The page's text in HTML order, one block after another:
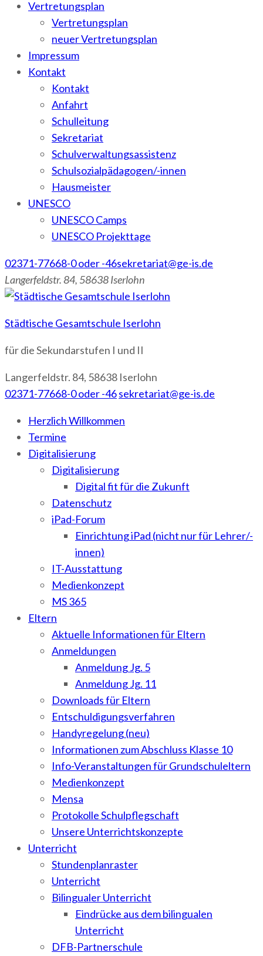
Vertretungsplan
Vertretungsplan
neuer Vertretungsplan
Impressum
Kontakt
Kontakt
Anfahrt
Schulleitung
Sekretariat
Schulverwaltungsassistenz
Schulsozialpädagogen/-innen
Hausmeister
UNESCO
UNESCO Camps
UNESCO Projekttage
02371-77668-0 oder -46sekretariat@ge-is.de
Langerfeldstr. 84, 58638 Iserlohn
Städtische Gesamtschule Iserlohn
für die Sekundarstufen I und II
Langerfeldstr. 84, 58638 Iserlohn
02371-77668-0 oder -46sekretariat@ge-is.de
Herzlich Willkommen
Termine
Digitalisierung
Digitalisierung
Digital fit für die Zukunft
Datenschutz
iPad-Forum
Einrichtung iPad (nicht nur für Lehrer/-
innen)
IT-Ausstattung
Medienkonzept
MS 365
Eltern
Aktuelle Informationen für Eltern
Anmeldungen
Anmeldung Jg. 5
Anmeldung Jg. 11
Downloads für Eltern
Entschuldigungsverfahren
Handyregelung (neu)
Informationen zum Abschluss Klasse 10
Info-Veranstaltungen für Grundschuleltern
Medienkonzept
Mensa
Protokolle Schulpflegschaft
Unsere Unterrichtskonzepte
Unterricht
Stundenplanraster
Unterricht
Bilingualer Unterricht
Eindrücke aus dem bilingualen
Unterricht
DFB-Partnerschule